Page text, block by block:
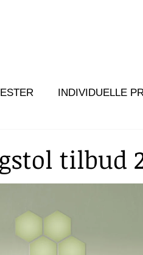
INDIVIDUELLE
tilbud